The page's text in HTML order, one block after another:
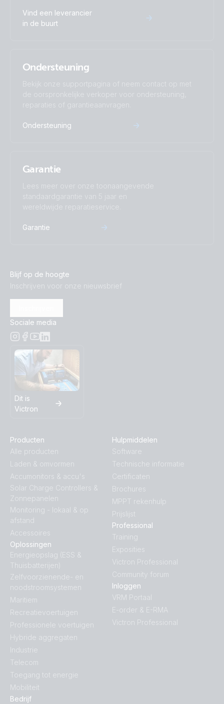
Vind een leverancier
in de buurt
Ondersteuning
Bekijk onze supportpagina of neem contact op met
de oorspronkelijke verkoper voor ondersteuning,
reparaties of garantieaanvragen.
Ondersteuning
Garantie
Lees meer over onze toonaangevende
standaardgarantie van 5 jaar en
wereldwijde reparatieservice.
Garantie
Blijf op de hoogte
Inschrijven voor onze nieuwsbrief
Sociale media
Dit is
Victron
Producten
Alle producten
Laden & omvormen
Accumonitors & accu's
Solar Charge Controllers &
Zonnepanelen
Monitoring - lokaal & op
afstand
Accessoires
Oplossingen
Energieopslag (ESS &
Thuisbatterijen)
Zelfvoorzienende- en
noodstroomsystemen
Maritiem
Recreatievoertuigen
Professionele voertuigen
Hybride aggregaten
Industrie
Telecom
Toegang tot energie
Mobiliteit
Bedrijf
Hulpmiddelen
Software
Technische informatie
Certificaten
Brochures
MPPT rekenhulp
Prijslijst
Professional
Training
Exposities
Victron Professional
Community forum
Inloggen
VRM Portaal
E-order & E-RMA
Victron Professional